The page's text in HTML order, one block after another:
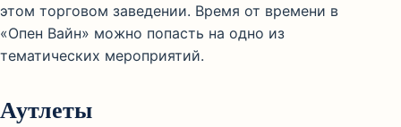
этом торговом заведении. Время от времени в
«Опен Вайн» можно попасть на одно из
тематических мероприятий.
Аутлеты